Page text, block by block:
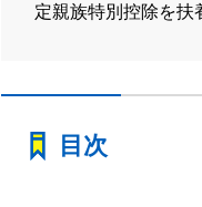
定親族特別控除を扶
目次